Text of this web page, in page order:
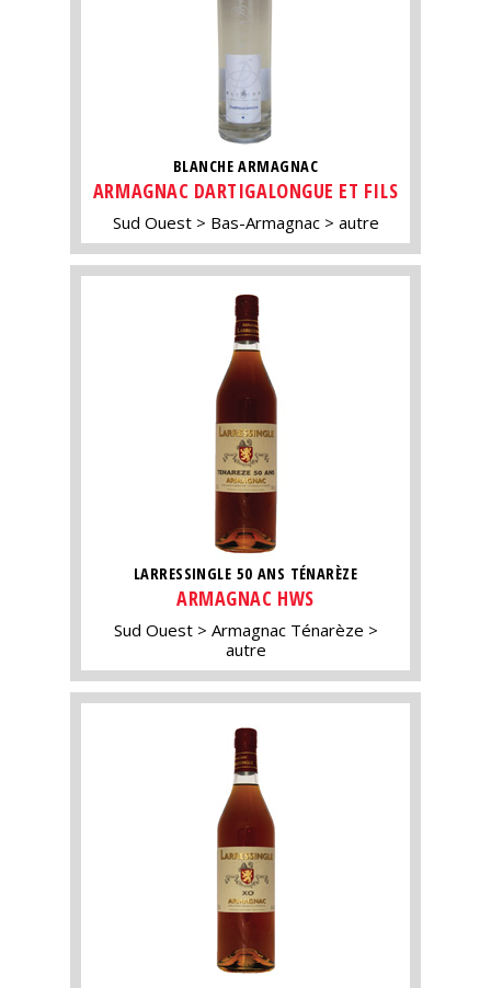
BLANCHE ARMAGNAC
ARMAGNAC DARTIGALONGUE ET FILS
Sud Ouest Bas-Armagnac autre
LARRESSINGLE 50 ANS TÉNARÈZE
ARMAGNAC HWS
Sud Ouest
Armagnac Ténarèze
autre